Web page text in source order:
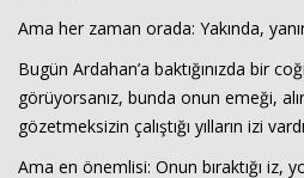
Ama her zaman orada: Yakında,
Bugün Ardahan’a baktığınızda bir
görüyorsanız, bunda onun emeği,
gözetmeksizin çalıştığı yılların izi
Ama en önemlisi: Onun bıraktığı iz,